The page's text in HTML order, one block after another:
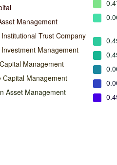
Management
Trust Company
Investment Management
Management
Capital Management
Asset Management